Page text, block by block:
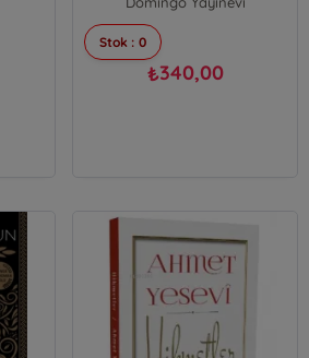
Stok : 0
₺340,00